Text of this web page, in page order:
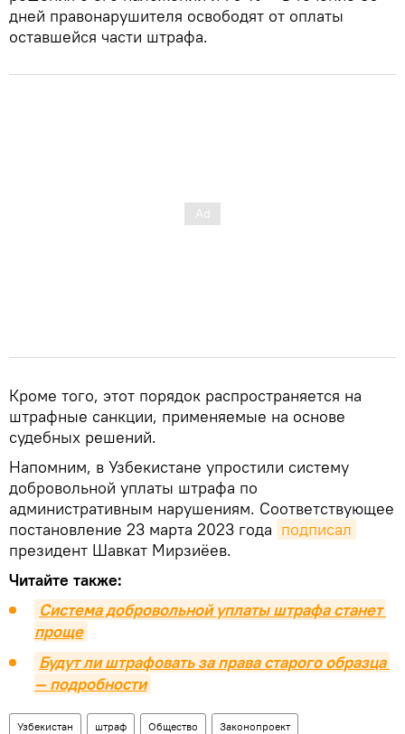
дней правонарушителя освободят от оплаты
оставшейся части штрафа.
Кроме того, этот порядок распространяется на
штрафные санкции, применяемые на основе
судебных решений.
Напомним, в Узбекистане упростили систему
добровольной уплаты штрафа по
административным нарушениям. Соответствующее
постановление 23 марта 2023 года подписал
президент Шавкат Мирзиёев.
Читайте также:
Система добровольной уплаты штрафа станет
проще
Будут ли штрафовать за права старого образца
— подробности
Узбекистан штраф Общество Законопроект